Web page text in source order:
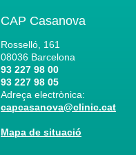
CAP Casanova
Rosselló, 161
08036 Barcelona
93 227 98 00
93 227 98 05
Adreça electrònica:
capcasanova@clinic.cat
Mapa de situació